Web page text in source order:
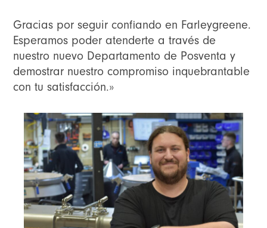
Gracias por seguir confiando en Farleygreene.
Esperamos poder atenderte a través de
nuestro nuevo Departamento de Posventa y
demostrar nuestro compromiso inquebrantable
con tu satisfacción.»